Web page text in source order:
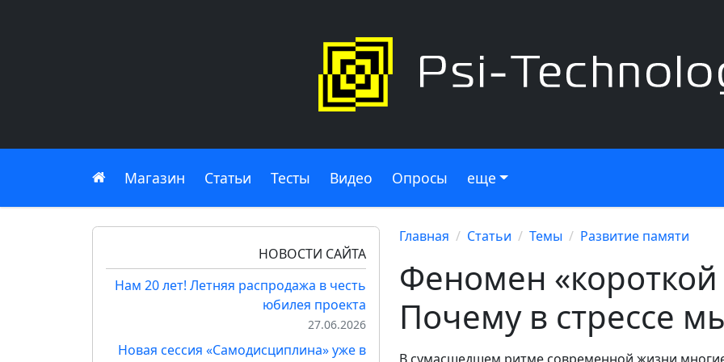
Главная
Магазин Статьи Тесты Видео Опросы еще
НОВОСТИ САЙТА
Нам 20 лет! Летняя распродажа в честь
юбилея проекта
27.06.2026
Новая сессия «Самодисциплина» уже в
Главная Статьи Темы Развитие памяти
Феномен
Почему в стрессе